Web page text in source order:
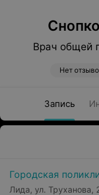
Врач общей
Нет
Запись
Городская
Лида, ул. Труханова,